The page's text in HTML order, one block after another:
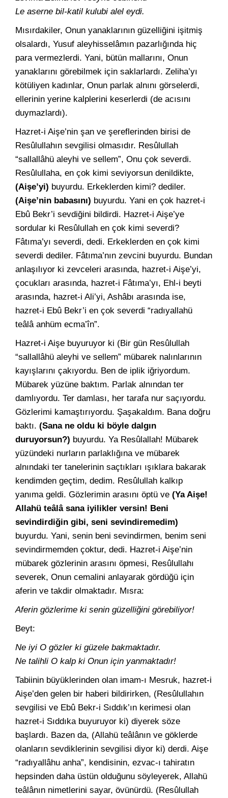
Le aserne bil-katil kulubi alel eydi.
Mısırdakiler, Onun yanaklarının güzelliğini işitmiş
olsalardı, Yusuf aleyhisselâmın pazarlığında hiç
para vermezlerdi. Yani, bütün mallarını, Onun
yanaklarını görebilmek için saklarlardı. Zeliha’yı
kötüliyen kadınlar, Onun parlak alnını görselerdi,
ellerinin yerine kalplerini keserlerdi (de acısını
duymazlardı).
Hazret-i Aişe’nin şan ve şereflerinden birisi de
Resûlullahın sevgilisi olmasıdır. Resûlullah
“sallallâhü aleyhi ve sellem”, Onu çok severdi.
Resûlullaha, en çok kimi seviyorsun denildikte,
(Aişe’yi) buyurdu. Erkeklerden kimi? dediler.
(Aişe’nin babasını) buyurdu. Yani en çok hazret-i
Ebû Bekr’i sevdiğini bildirdi. Hazret-i Aişe’ye
sordular ki Resûlullah en çok kimi severdi?
Fâtıma’yı severdi, dedi. Erkeklerden en çok kimi
severdi dediler. Fâtıma’nın zevcini buyurdu. Bundan
anlaşılıyor ki zevceleri arasında, hazret-i Aişe’yi,
çocukları arasında, hazret-i Fâtıma’yı, Ehl-i beyti
arasında, hazret-i Ali’yi, Ashâbı arasında ise,
hazret-i Ebû Bekr’i en çok severdi “radıyallahü
teâlâ anhüm ecma’în”.
Hazret-i Aişe buyuruyor ki (Bir gün Resûlullah
“sallallâhü aleyhi ve sellem” mübarek nalınlarının
kayışlarını çakıyordu. Ben de iplik iğriyordum.
Mübarek yüzüne baktım. Parlak alnından ter
damlıyordu. Ter damlası, her tarafa nur saçıyordu.
Gözlerimi kamaştırıyordu. Şaşakaldım. Bana doğru
baktı. (Sana ne oldu ki böyle dalgın
duruyorsun?) buyurdu. Ya Resûlallah! Mübarek
yüzündeki nurların parlaklığına ve mübarek
alnındaki ter tanelerinin saçtıkları ışıklara bakarak
kendimden geçtim, dedim. Resûlullah kalkıp
yanıma geldi. Gözlerimin arasını öptü ve (Ya Aişe!
Allahü teâlâ sana iyilikler versin! Beni
sevindirdiğin gibi, seni sevindiremedim)
buyurdu. Yani, senin beni sevindirmen, benim seni
sevindirmemden çoktur, dedi. Hazret-i Aişe’nin
mübarek gözlerinin arasını öpmesi, Resûlullahı
severek, Onun cemalini anlayarak gördüğü için
aferin ve takdir olmaktadır. Mısra:
Aferin gözlerime ki senin güzelliğini görebiliyor!
Beyt:
Ne iyi O gözler ki güzele bakmaktadır.
Ne talihli O kalp ki Onun için yanmaktadır!
Tabiinin büyüklerinden olan imam-ı Mesruk, hazret-i
Aişe’den gelen bir haberi bildirirken, (Resûlullahın
sevgilisi ve Ebû Bekr-i Sıddık’ın kerimesi olan
hazret-i Sıddıka buyuruyor ki) diyerek söze
başlardı. Bazen da, (Allahü teâlânın ve göklerde
olanların sevdiklerinin sevgilisi diyor ki) derdi. Aişe
“radıyallâhu anha”, kendisinin, ezvac-ı tahiratın
hepsinden daha üstün olduğunu söyleyerek, Allahü
teâlânın nimetlerini sayar, övünürdü. (Resûlullah